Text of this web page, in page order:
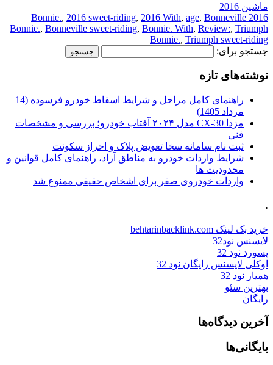
ماشین 2016
2016 Bonnie.
, 2016 sweet-riding, 2016 With, age, Bonneville
Bonnie., Bonneville sweet-riding, Bonnie. With, Review:, Triumph
Bonnie., Triumph sweet-riding
جستجو برای:
نوشته‌های تازه
راهنمای کامل مراحل و شرایط اسقاط خودرو فرسوده (14
مرداد 1405)
مزدا CX-30 مدل ۲۰۲۴ آفتاب خودرو؛ بررسی و مشخصات
فنی
ثبت نام سامانه سخا تعویض پلاک و احراز سکونت
شرایط واردات خودرو به مناطق آزاد، راهنمای کامل قوانین و
محدودیت ها
واردات خودروی صفر برای اشخاص حقیقی ممنوع شد
.
خرید بک لینک behtarinbacklink.com
لایسنس نود32
پسورد نود 32
اوکلی لایسنس رایگان نود 32
همیار نود 32
بهترین سئو
رایگان
آخرین دیدگاه‌ها
بایگانی‌ها